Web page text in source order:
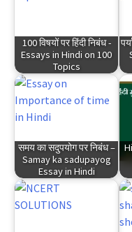
100 विषयों पर हिंदी निबंध -
Essays in Hindi on 100
Topics
समय का सदुपयोग पर निबंध –
Samay ka sadupayog
Essay in Hindi